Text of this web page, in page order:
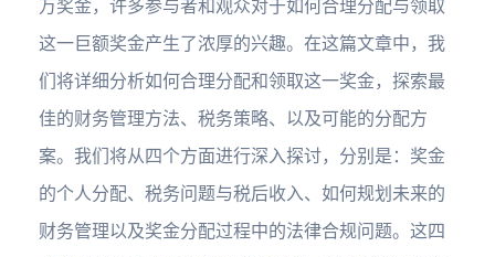
万奖金，许多参与者和观众对于如何合理分配与领取
这一巨额奖金产生了浓厚的兴趣。在这篇文章中，我
们将详细分析如何合理分配和领取这一奖金，探索最
佳的财务管理方法、税务策略、以及可能的分配方
案。我们将从四个方面进行深入探讨，分别是：奖金
的个人分配、税务问题与税后收入、如何规划未来的
财务管理以及奖金分配过程中的法律合规问题。这四